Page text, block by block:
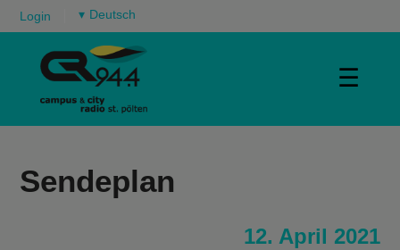
Login ▾
☰
Sendeplan
12. April 2021